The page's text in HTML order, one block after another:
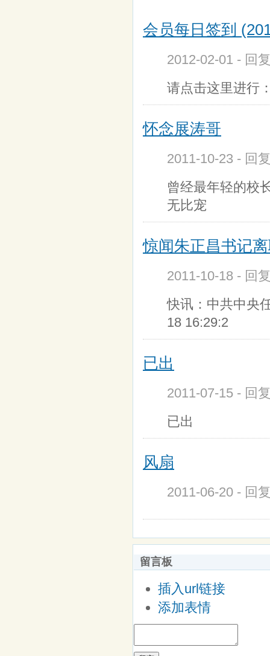
会员每日签到
2012-02-01 - 回
请点击这里进行
怀念展涛哥
2011-10-23 - 回
曾经最年轻的校
无比宠
惊闻朱正昌书记
2011-10-18 - 回
快讯：中共中央
18 16:29:2
已出
2011-07-15 - 回
已出
风扇
2011-06-20 - 回
留言板
插入url链接
添加表情